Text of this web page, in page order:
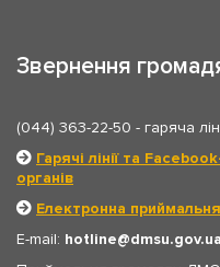
Звернення
(044) 363-22-50 - гаряча
Гарячі лінії та
органів
Електронна приймальня
E-mail: hotline
dmsu.gov.ua